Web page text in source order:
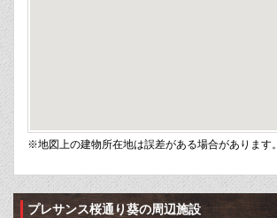
※地図上の建物所在地は誤差がある場合があります。
プレサンス桜通り葵の周辺施設